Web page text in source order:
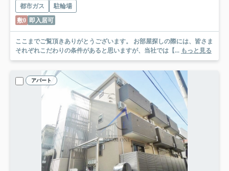
都市ガス
駐輪場
敷0 即入居可
ここまでご覧頂きありがとうございます。 お部屋探しの際には、皆さま
それぞれこだわりの条件があると思いますが、当社では【... もっと見る
アパート